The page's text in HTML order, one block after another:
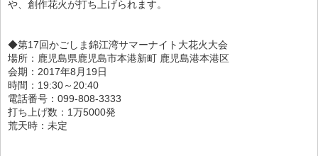
や、創作花火が打ち上げられます。
◆第17回かごしま錦江湾サマーナイト大花火大会
場所：鹿児島県鹿児島市本港新町 鹿児島港本港区
会期：2017年8月19日
時間：19:30～20:40
電話番号：099-808-3333
打ち上げ数：1万5000発
荒天時：未定